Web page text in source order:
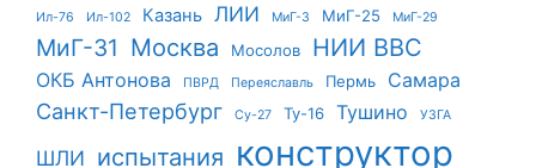
Ил-76
Ил-102 Казань ЛИИ МиГ-3 МиГ-25 МиГ-29
МиГ-31 Москва Мосолов НИИ ВВС
ОКБ Антонова ПВРД Переяславль Пермь Самара
Санкт-Петербург Су-27 Ту-16 Тушино УЗГА
ШЛИ испытания конструктор